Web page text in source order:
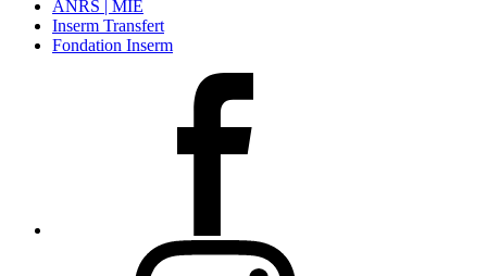
ANRS | MIE
Inserm Transfert
Fondation Inserm